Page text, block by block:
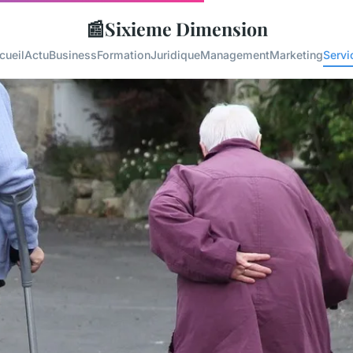
📰Sixieme Dimension
ActuBusinessFormationJuridiqueManagementMarketing